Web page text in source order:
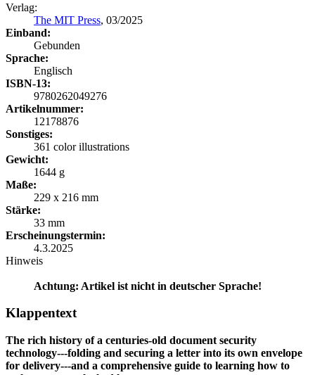
Verlag:
The MIT Press, 03/2025
Einband:
Gebunden
Sprache:
Englisch
ISBN-13:
9780262049276
Artikelnummer:
12178876
Sonstiges:
361 color illustrations
Gewicht:
1644 g
Maße:
229 x 216 mm
Stärke:
33 mm
Erscheinungstermin:
4.3.2025
Hinweis
Achtung: Artikel ist nicht in deutscher Sprache!
Klappentext
The rich history of a centuries-old document security
technology---folding and securing a letter into its own envelope
for delivery---and a comprehensive guide to learning how to